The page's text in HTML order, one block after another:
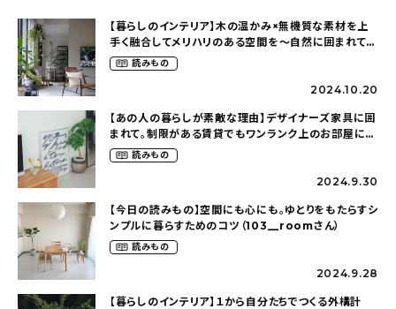
収納/掃除
暮らし
daily mukuri/ アイテム
新着記事
【暮らしのインテリア】木の温かみ×無機質な素材を上
手く融合してメリハリのある空間を〜自然に囲まれて暮
らす（ki_no_ieさん）
読みもの
2024.10.20
【あの人の暮らしが素敵な理由】デザイナーズ家具に囲
まれて。制限がある賃貸でもワンランク上のお部屋に〜
狭くても好きな暮らしのこと（_____chika708さん）
読みもの
2024.9.30
【今日の読みもの】空間にも心にも。ゆとりをもたらすシ
ンプルに暮らすためのコツ（103__roomさん）
読みもの
2024.9.28
【暮らしのインテリア】１から自分たちでつくる外構計